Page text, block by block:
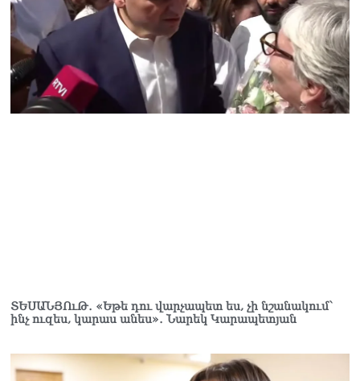
ՏԵՍԱՆՅՈւԹ․ «Եթե դու վարչապետ ես, չի նշանակում՝
ինչ ուզես, կարաս անես»․ Նարեկ Կարապետյան